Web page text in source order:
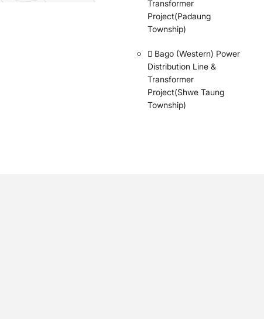
Transformer
Project(Padaung
Township)
Bago (Western) Power
Distribution Line &
Transformer
Project(Shwe Taung
Township)